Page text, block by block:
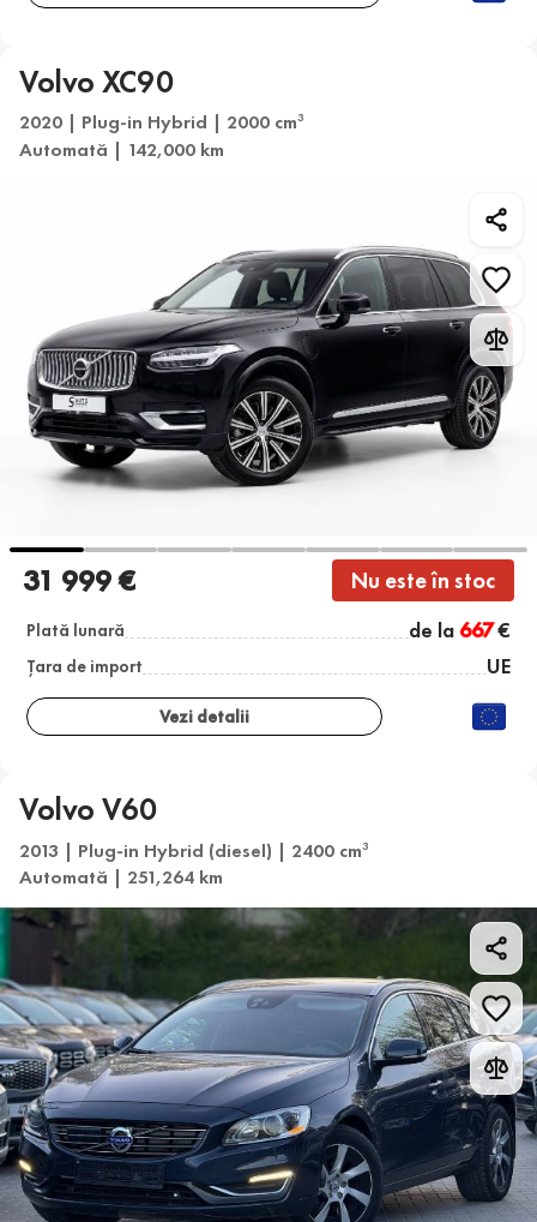
Volvo XC90
2020 | Plug-in Hybrid | 2000 cm3
Automată | 142,000 km
31 999 € Nu este în stoc
Plată lunară de la 667€
Țara de import UE
Vezi detalii
Volvo V60
2013 | Plug-in Hybrid (diesel) | 2400 cm3
Automată | 251,264 km